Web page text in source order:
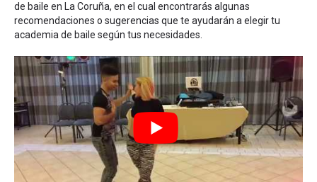
de baile en La Coruña, en el cual encontrarás algunas
recomendaciones o sugerencias que te ayudarán a elegir tu
academia de baile según tus necesidades.